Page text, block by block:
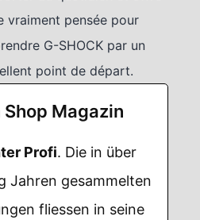
vraiment pensée pour
G-SHOCK par un
point de départ.
Shop Magazin
Profi. Die in über
Jahren gesammelten
fliessen in seine